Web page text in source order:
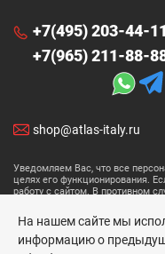
+7(495) 203-44-11
+7(965) 211-88-
shop@atlas-italy.ru
Уведомляем Вас, что все
целях его функционирования.
работу с сайтом. В противном
Размещенные данные носят
публичной офертой.
На нашем сайте мы
информацию о